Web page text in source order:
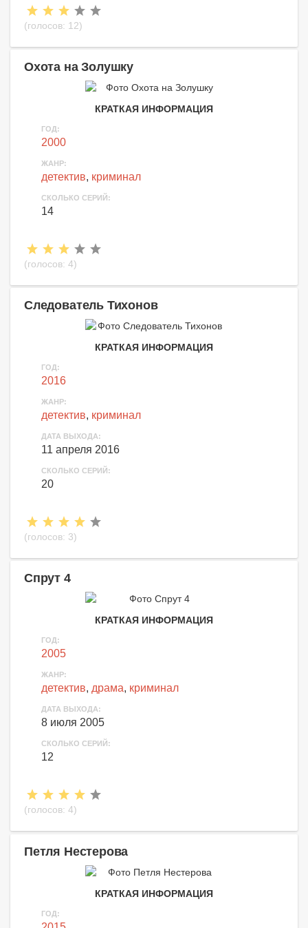
(голосов: 12)
Охота на Золушку
КРАТКАЯ ИНФОРМАЦИЯ
ГОД:
2000
ЖАНР:
детектив, криминал
СКОЛЬКО СЕРИЙ:
14
(голосов: 4)
Следователь Тихонов
КРАТКАЯ ИНФОРМАЦИЯ
ГОД:
2016
ЖАНР:
детектив, криминал
ДАТА ВЫХОДА:
11 апреля 2016
СКОЛЬКО СЕРИЙ:
20
(голосов: 3)
Спрут 4
КРАТКАЯ ИНФОРМАЦИЯ
ГОД:
2005
ЖАНР:
детектив, драма, криминал
ДАТА ВЫХОДА:
8 июля 2005
СКОЛЬКО СЕРИЙ:
12
(голосов: 4)
Петля Нестерова
КРАТКАЯ ИНФОРМАЦИЯ
ГОД: